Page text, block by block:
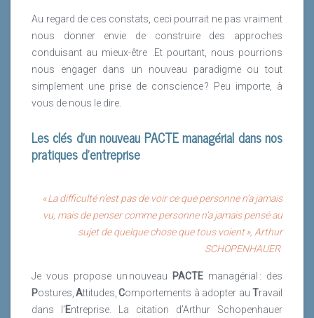
Au regard de ces constats, ceci pourrait ne pas vraiment
nous donner envie de construire des approches
conduisant au mieux-être .Et pourtant, nous pourrions
nous engager dans un nouveau paradigme ou tout
simplement une prise de conscience ? Peu importe, à
vous de nous le dire.
Les clés d’un nouveau PACTE managérial dans nos
pratiques d’entreprise
« La difficulté n’est pas de voir ce que personne n’a jamais
vu, mais de penser comme personne n’a jamais pensé au
sujet de quelque chose que tous voient », Arthur
SCHOPENHAUER
Je vous propose un nouveau PACTE managérial : des
Postures, Attitudes, Comportements à adopter au Travail
dans l’Entreprise. La citation d’Arthur Schopenhauer